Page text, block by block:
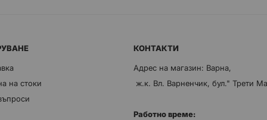
на стоки
КОНТАКТИ
Адрес на магазин: Варна,
ж.к. Вл. Варненчик, бул." Трети
Работно време: